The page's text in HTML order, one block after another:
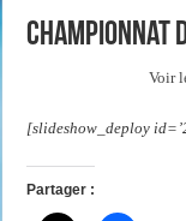
Championnat
Voir
[slideshow_deploy
Partager :